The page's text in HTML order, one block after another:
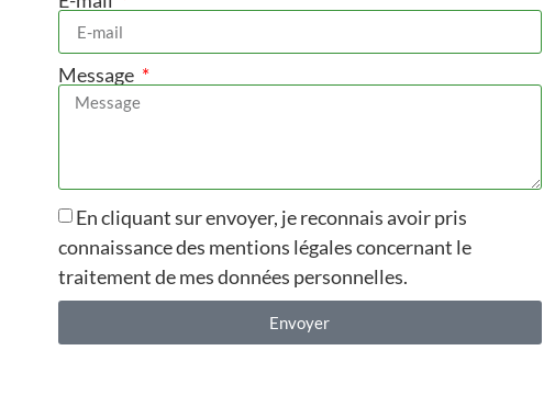
Message
En cliquant sur envoyer, je reconnais avoir pris
connaissance des mentions légales concernant le
traitement de mes données personnelles.
Envoyer